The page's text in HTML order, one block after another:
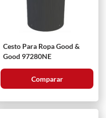
Cesto Para Ropa Good &
Good 97280NE
Comparar